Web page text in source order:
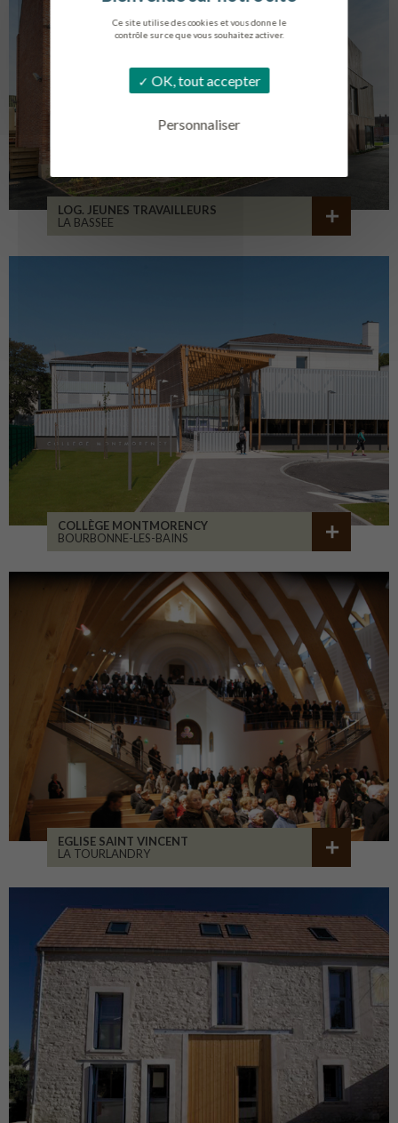
Ce site utilise des cookies et vous donne le
contrôle sur ce que vous souhaitez activer.
OK, tout accepter
Personnaliser
LOG. JEUNES TRAVAILLEURS
LA BASSEE
COLLÈGE MONTMORENCY
BOURBONNE-LES-BAINS
EGLISE SAINT VINCENT
LA TOURLANDRY